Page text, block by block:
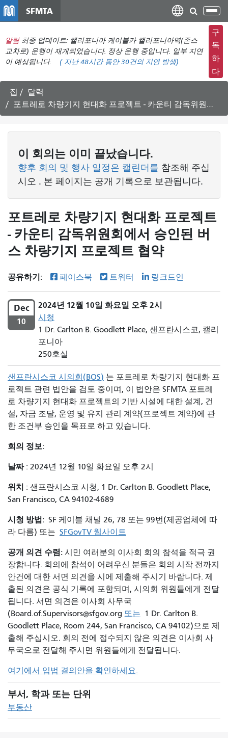
텐
츠
로
건
뛰
기
SFMTA
탐
색
메
뉴
전
환
알림 최종 업데이트: 캘리포니아 케이블카 캘리포니아역(존스
교차로) 운행이 재개되었습니다. 정상 운행 중입니다. 일부 지연
이 예상됩니다.
( 지난 48시간 동안30건의 지연 발생)
구
독
하
다
집
달력
포트레로 차량기지 현대화 프로젝트 - 카운티 감독위원회에서 승인된 버스 차량기지 프로젝트 협약
이 회의는 이미 끝났습니다.
향후 회의 및 행사 일정은 캘린더를 참조해 주십
시오 . 본 페이지는 공개 기록으로 보관됩니다.
포트레로 차량기지 현대화 프로젝트
- 카운티 감독위원회에서 승인된 버
스 차량기지 프로젝트 협약
공유하기: 페이스북 트위터 링크드인
Dec
10
2024년 12월 10일 화요일 오후 2시
시청
1 Dr. Carlton B. Goodlett Place, 샌프란시스코, 캘리
포니아
250호실
샌프란시스코 시의회(BOS) 는 포트레로 차량기지 현대화 프
로젝트 관련 법안을 검토 중이며, 이 법안은 SFMTA 포트레
로 차량기지 현대화 프로젝트의 기반 시설에 대한 설계, 건
설, 자금 조달, 운영 및 유지 관리 계약(프로젝트 계약)에 관
한 조건부 승인을 목표로 하고 있습니다.
회의 정보:
날짜: 2024년 12월 10일 화요일 오후 2시
위치 : 샌프란시스코 시청, 1 Dr. Carlton B. Goodlett Place,
San Francisco, CA 94102-4689
시청 방법: SF 케이블 채널 26, 78 또는 99번(제공업체에 따
라 다름) 또는 SFGovTV 웹사이트
공개 의견 수렴: 시민 여러분의 이사회 회의 참석을 적극 권
장합니다. 회의에 참석이 어려우신 분들은 회의 시작 전까지
안건에 대한 서면 의견을 시에 제출해 주시기 바랍니다. 제
출된 의견은 공식 기록에 포함되며, 시의회 위원들에게 전달
됩니다. 서면 의견은 이사회 사무국
(Board.of.Supervisors@sfgov.org 또는 1 Dr. Carlton B.
Goodlett Place, Room 244, San Francisco, CA 94102)으로 제
출해 주십시오. 회의 전에 접수되지 않은 의견은 이사회 사
무국으로 전달해 주시면 위원들에게 전달됩니다.
여기에서 입법 결의안을 확인하세요.
부서, 학과 또는 단위
부동산